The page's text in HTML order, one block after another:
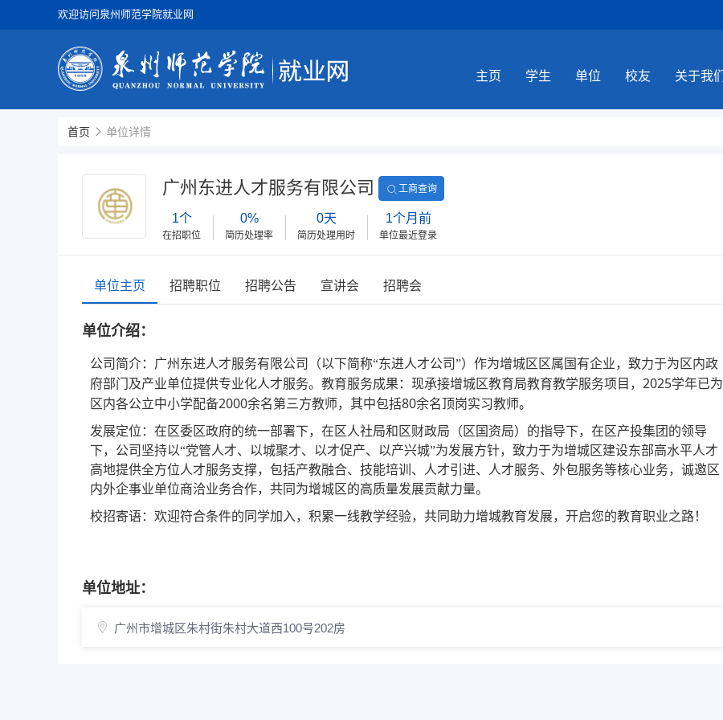
欢迎访问泉州师范学院就业网
主页 学生 单位 校友 关于我们
首页 单位详情
广州东进人才服务有限公司 工商查询
1个
在招职位
0%
简历处理率
0天
简历处理用时
1个月前
单位最近登录
单位主页 招聘职位 招聘公告 宣讲会 招聘会
单位介绍：
公司简介：广州东进人才服务有限公司（以下简称“东进人才公司”）作为增城区区属国有企业，致力于为区内政
府部门及产业单位提供专业化人才服务。教育服务成果：现承接增城区教育局教育教学服务项目， 2025学年已为
区内各公立中小学配备2000余名第三方教师，其中包括80余名顶岗实习教师。
发展定位：在区委区政府的统一部署下，在区人社局和区财政局（区国资局）的指导下，在区产投集团的领导
下，公司坚持以“党管人才、以城聚才、以才促产、以产兴城”为发展方针，致力于为增城区建设东部高水平人才
高地提供全方位人才服务支撑，包括产教融合、技能培训、人才引进、人才服务、外包服务等核心业务，诚邀区
内外企事业单位商洽业务合作，共同为增城区的高质量发展贡献力量。
校招寄语：欢迎符合条件的同学加入，积累一线教学经验，共同助力增城教育发展，开启您的教育职业之路！
单位地址：
广州市增城区朱村街朱村大道西100号202房